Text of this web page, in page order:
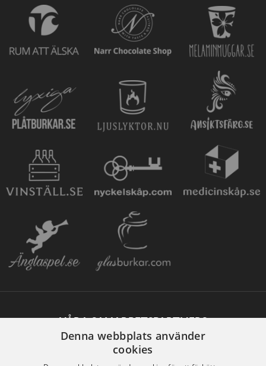
VÅRA SAMARBETSPARTNERS
Denna webbplats använder
cookies